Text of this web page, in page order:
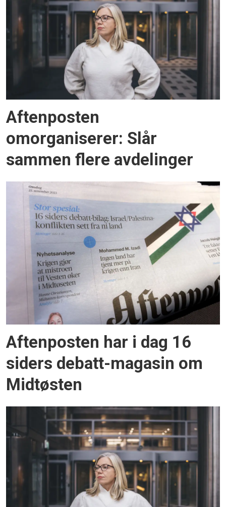
Aftenposten
omorganiserer: Slår
sammen flere avdelinger
Aftenposten har i dag 16
siders debatt-magasin om
Midtøsten